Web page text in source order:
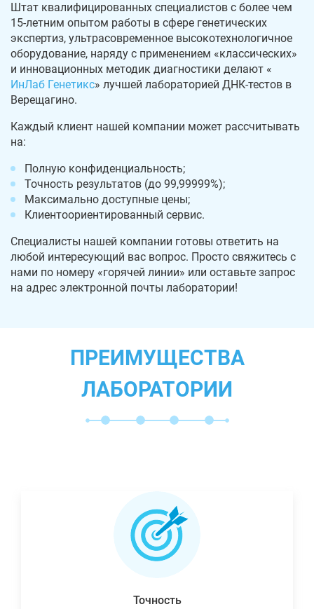
Штат квалифицированных специалистов с более чем
15-летним опытом работы в сфере генетических
экспертиз, ультрасовременное высокотехнологичное
оборудование, наряду с применением «классических»
и инновационных методик диагностики делают «
ИнЛаб Генетикс» лучшей лабораторией ДНК-тестов в
Верещагино.
Каждый клиент нашей компании может рассчитывать
на:
Полную конфиденциальность;
Точность результатов (до 99,99999%);
Максимально доступные цены;
Клиентоориентированный сервис.
Специалисты нашей компании готовы ответить на
любой интересующий вас вопрос. Просто свяжитесь с
нами по номеру «горячей линии» или оставьте запрос
на адрес электронной почты лаборатории!
ПРЕИМУЩЕСТВА
ЛАБОРАТОРИИ
Точность